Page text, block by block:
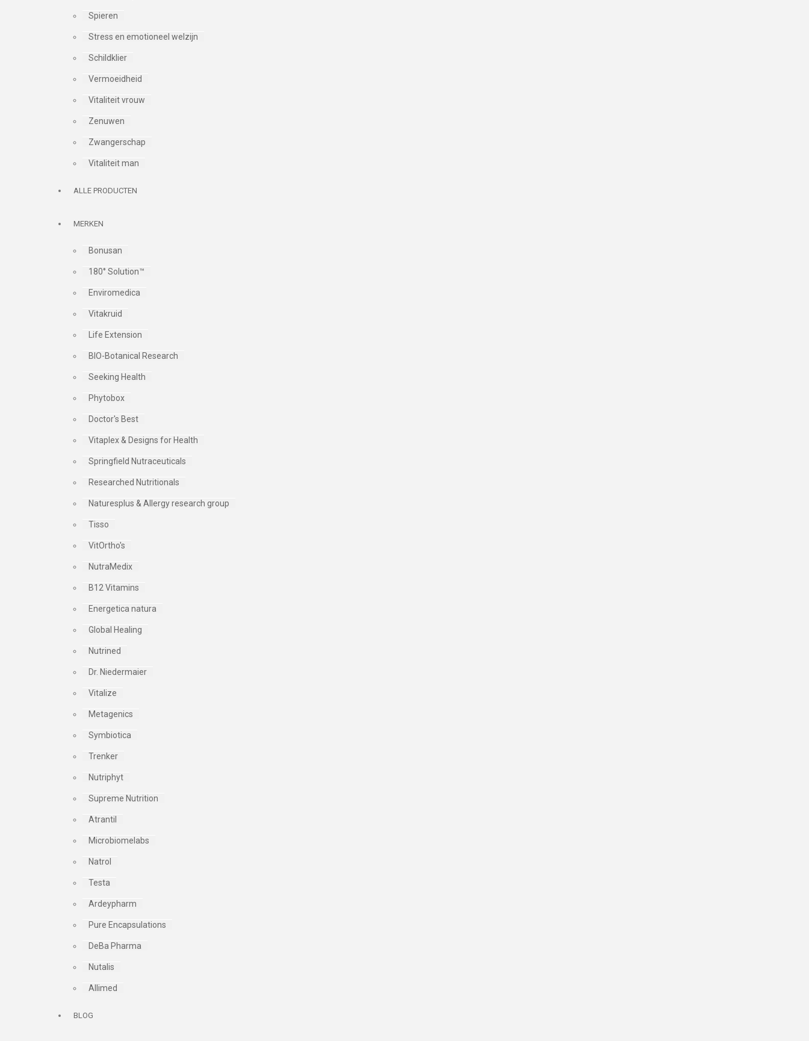
Spieren
Stress en emotioneel welzijn
Schildklier
Vermoeidheid
Vitaliteit vrouw
Zenuwen
Zwangerschap
Vitaliteit man
ALLE PRODUCTEN
MERKEN
Bonusan
180° Solution™
Enviromedica
Vitakruid
Life Extension
BIO-Botanical Research
Seeking Health
Phytobox
Doctor's Best
Vitaplex & Designs for Health
Springfield Nutraceuticals
Researched Nutritionals
Naturesplus & Allergy research group
Tisso
VitOrtho's
NutraMedix
B12 Vitamins
Energetica natura
Global Healing
Nutrined
Dr. Niedermaier
Vitalize
Metagenics
Symbiotica
Trenker
Nutriphyt
Supreme Nutrition
Atrantil
Microbiomelabs
Natrol
Testa
Ardeypharm
Pure Encapsulations
DeBa Pharma
Nutalis
Allimed
BLOG